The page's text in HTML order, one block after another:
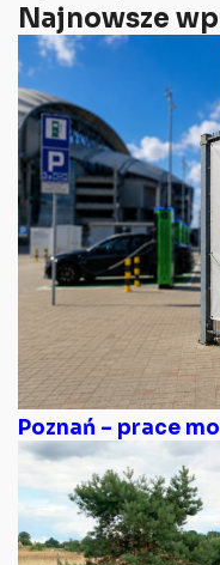
Najnowsze
Poznań – prace